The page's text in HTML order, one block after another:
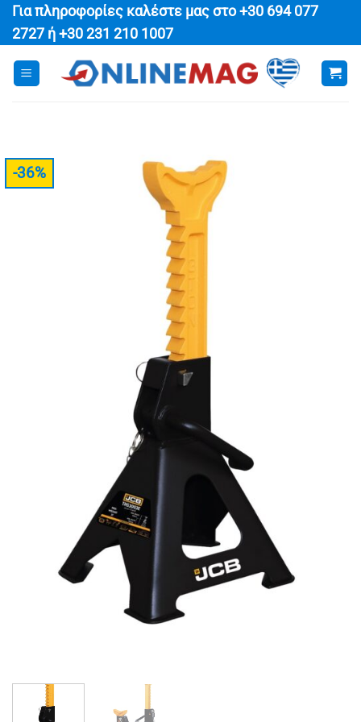
Μετάβαση
στο
περιεχόμενο
Για πληροφορίες καλέστε μας στο +30 694 077
2727 ή +30 231 210 1007
-36%